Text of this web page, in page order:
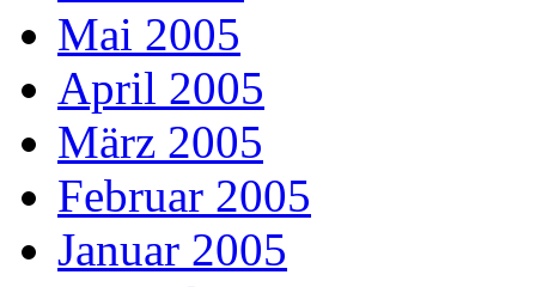
Mai 2005
April 2005
März 2005
Februar 2005
Januar 2005